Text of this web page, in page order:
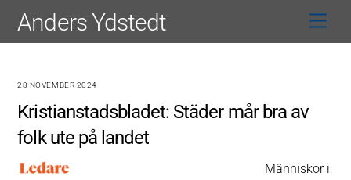
Anders Ydstedt
28 NOVEMBER 2024
Kristianstadsbladet: Städer mår bra av
folk ute på landet
Människor i